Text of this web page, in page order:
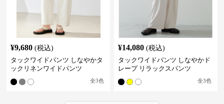
¥9,680 (税込)
タックワイドパンツ しなやかタ
ックリネンワイドパンツ
全3色
¥14,080 (税込)
タックワイドパンツ しなやかド
レープ リラックスパンツ
全3色